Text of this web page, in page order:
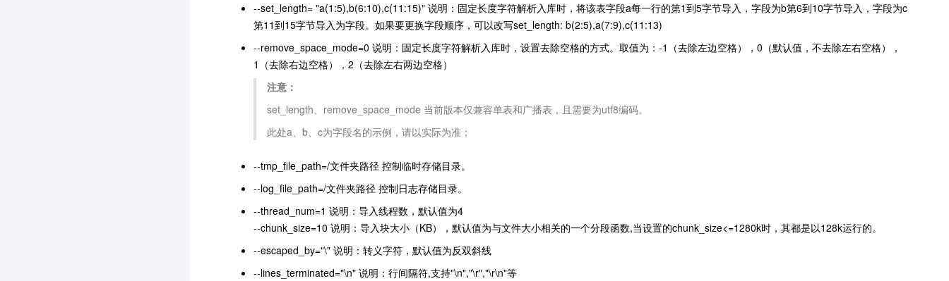
--set_length= "a(1:5),b(6:10),c(11:15)" 说明：固定长度字符解析入库时，将该表字段a每一行的第1到5字节导入，字段为b第6到10字节导入，字段为c
第11到15字节导入为字段。如果要更换字段顺序，可以改写set_length: b(2:5),a(7:9),c(11:13)
--remove_space_mode=0 说明：固定长度字符解析入库时，设置去除空格的方式。取值为：-1（去除左边空格），0（默认值，不去除左右空格），
1（去除右边空格），2（去除左右两边空格）
注意：
set_length、remove_space_mode 当前版本仅兼容单表和广播表，且需要为utf8编码。
此处a、b、c为字段名的示例，请以实际为准；
--tmp_file_path=/文件夹路径 控制临时存储目录。
--log_file_path=/文件夹路径 控制日志存储目录。
--thread_num=1 说明：导入线程数，默认值为4
--chunk_size=10 说明：导入块大小（KB），默认值为与文件大小相关的一个分段函数,当设置的chunk_size<=1280k时，其都是以128k运行的。
--escaped_by="\" 说明：转义字符，默认值为反双斜线
--lines_terminated="\n" 说明：行间隔符,支持"\n","\r","\r\n"等